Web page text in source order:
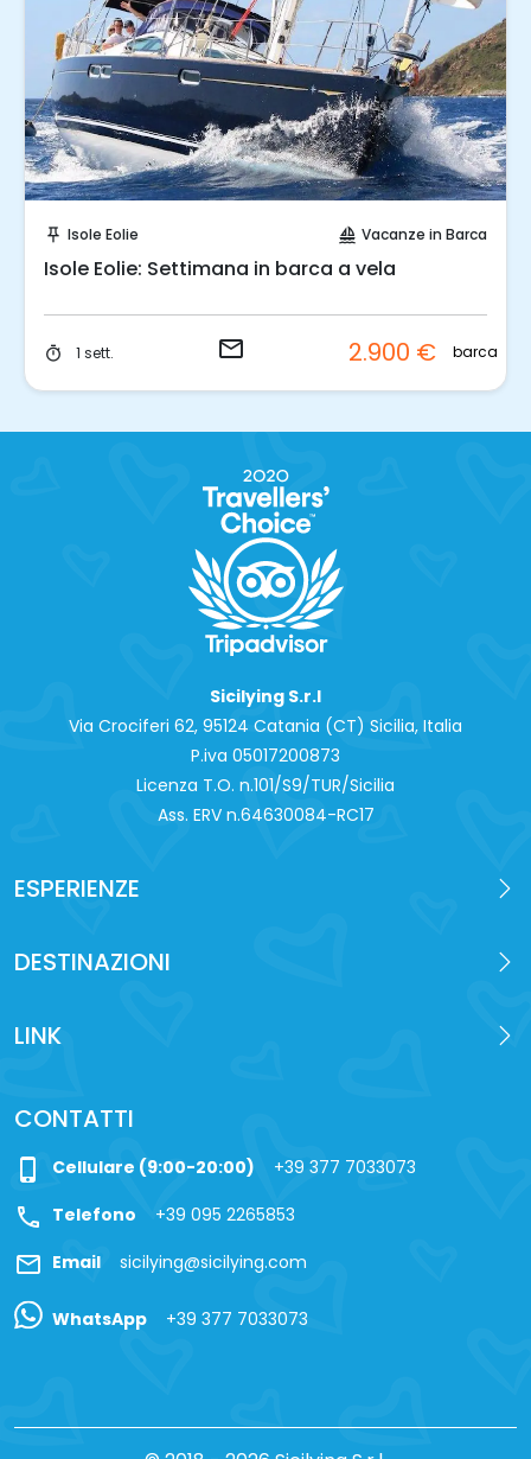
push_pin Isole Eolie sailing Vacanze in Barca
Isole Eolie: Settimana in barca a vela
timer 1 sett. email 2.900 € barca
Sicilying S.r.l
Via Crociferi 62, 95124 Catania (CT) Sicilia, Italia
P.iva 0‍5017200873
Licenza T.O. n.101/S9/TUR/Sicilia
Ass. ERV n.64630084-RC17
ESPERIENZE
DESTINAZIONI
LINK
CONTATTI
phone_iphone Cellulare (9:00-20:00) +39 377 7033073
call Telefono +39 095 2265853
mail Email sicilying@sicilying.com
WhatsApp +39 377 7033073